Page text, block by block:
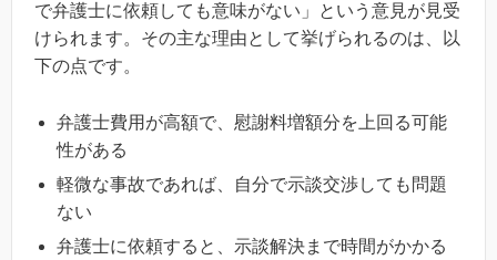
で弁護士に依頼しても意味がない」という意見が見受
けられます。その主な理由として挙げられるのは、以
下の点です。
弁護士費用が高額で、慰謝料増額分を上回る可能
性がある
軽微な事故であれば、自分で示談交渉しても問題
ない
弁護士に依頼すると、示談解決まで時間がかかる